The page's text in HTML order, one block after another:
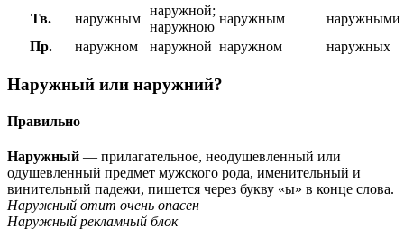
Тв.
наружным
наружной;
наружною
наружным
наружными
Пр.
наружном наружной наружном наружных
Наружный или наружний?
Правильно
Наружный — прилагательное, неодушевленный или
одушевленный предмет мужского рода, именительный и
винительный падежи, пишется через букву «ы» в конце слова.
Наружный отит очень опасен
Наружный рекламный блок